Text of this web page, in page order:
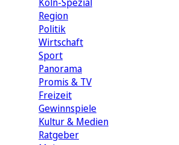
Region
Politik
Wirtschaft
Sport
Panorama
Promis & TV
Freizeit
Gewinnspiele
Kultur & Medien
Ratgeber